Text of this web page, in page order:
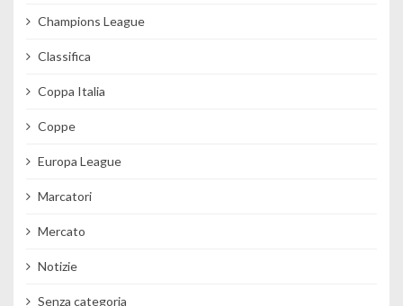
Champions League
Classifica
Coppa Italia
Coppe
Europa League
Marcatori
Mercato
Notizie
Senza categoria